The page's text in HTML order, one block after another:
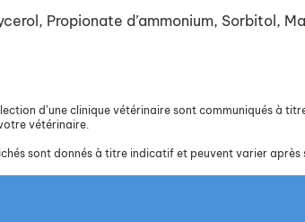
Propionate d’ammonium, Sorbitol,
d’une clinique vétérinaire sont communiqués à
vétérinaire.
sont donnés à titre indicatif et peuvent varier